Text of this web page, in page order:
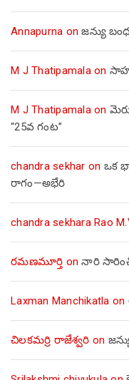
Annapurna onజన్యు
M J Thatipamalaon
M J Thatipamalaon
“25వ గంట”
chandra sekhar on ఒక
రాగం—అభేరి
chandra sekhara Rao
రమణమూర్తి onనారి
Laxman Manchikatla on
చిలకమర్రి రాజేశ్వరి on